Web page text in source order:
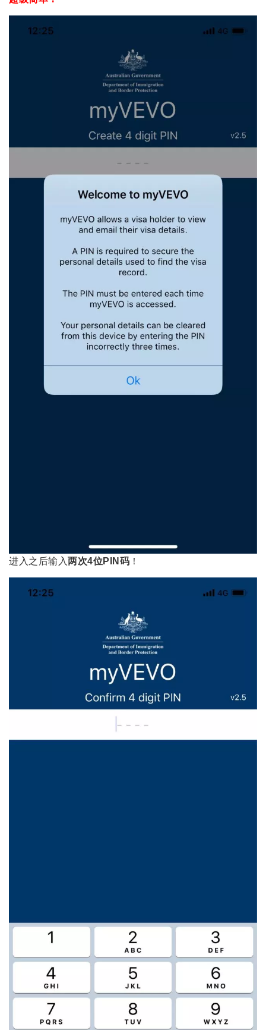
进入之后输入两次4位PIN码 ！